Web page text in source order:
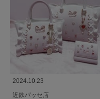
2024.10.23
近鉄パッセ店